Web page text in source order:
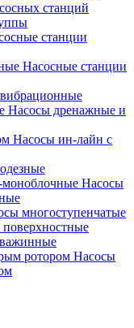
станций
станции
Насосные станции
Насосы дренажные и
Насосы ин-лайн с
Насосы
многоступенчатые
Насосы